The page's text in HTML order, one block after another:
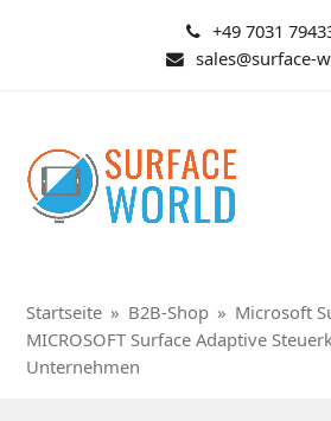
+49 7031
sales@surface-
Startseite » B2B-Shop » Microsoft
MICROSOFT Surface Adaptive
Unternehmen